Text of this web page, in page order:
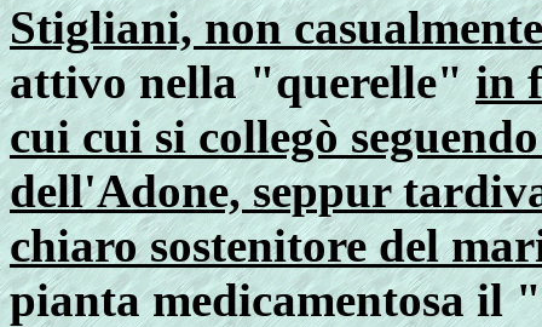
Stigliani, non
attivo nella "querelle"in
cui cui si collegò
dell'Adone, seppur
chiaro sostenitore del
pianta medicamentosa il